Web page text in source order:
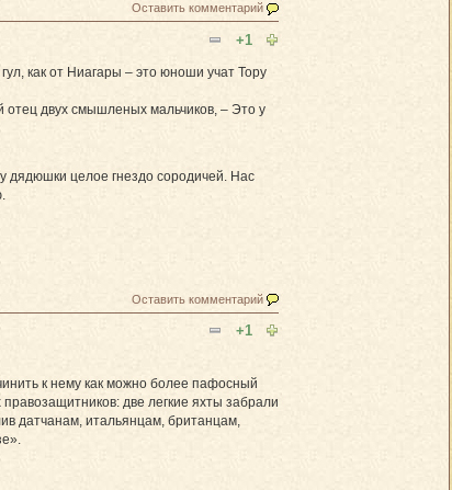
Оставить комментарий
+1
как от Ниагары – это юноши учат Тору
двух смышленых мальчиков, – Это у
дядюшки целое гнездо сородичей. Нас
Оставить комментарий
+1
к нему как можно более пафосный
две легкие яхты забрали
датчанам, итальянцам, британцам,